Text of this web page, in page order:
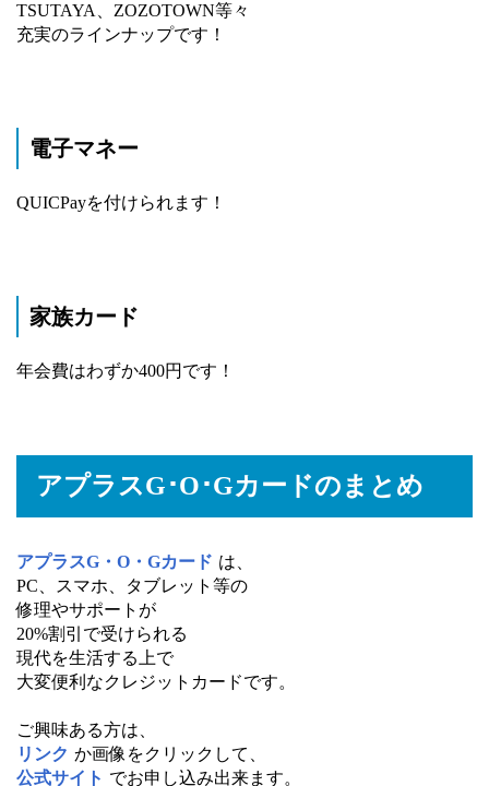
TSUTAYA、ZOZOTOWN等々
充実のラインナップです！
電子マネー
QUICPayを付けられます！
家族カード
年会費はわずか400円です！
アプラスG･O･Gカードのまとめ
アプラスG・O・Gカード は、
PC、スマホ、タブレット等の
修理やサポートが
20%割引で受けられる
現代を生活する上で
大変便利なクレジットカードです。
ご興味ある方は、
リンク か画像をクリックして、
公式サイト でお申し込み出来ます。